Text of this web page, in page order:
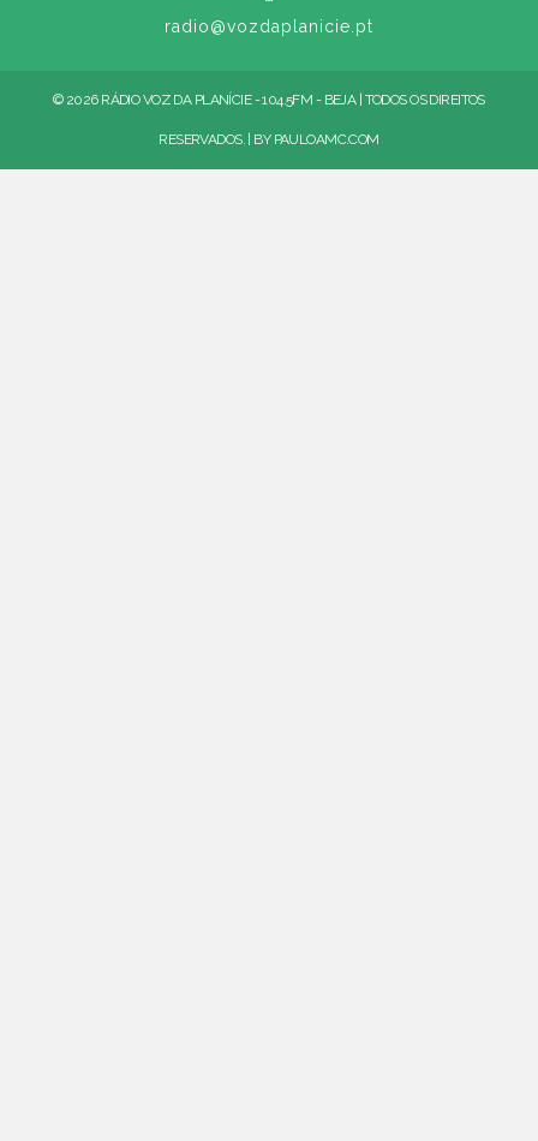
radio@vozdaplanicie.pt
© 2026 RÁDIO VOZ DA PLANÍCIE - 104.5FM - BEJA | TODOS OS DIREITOS
RESERVADOS. | BY PAULOAMC.COM